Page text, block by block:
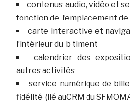
contenus audio, vidéo et
fonction de l’emplacement de
carte interactive et
l’intérieur du b timent
calendrier des
autres activités
service numérique de
fidélité (lié auCRM du